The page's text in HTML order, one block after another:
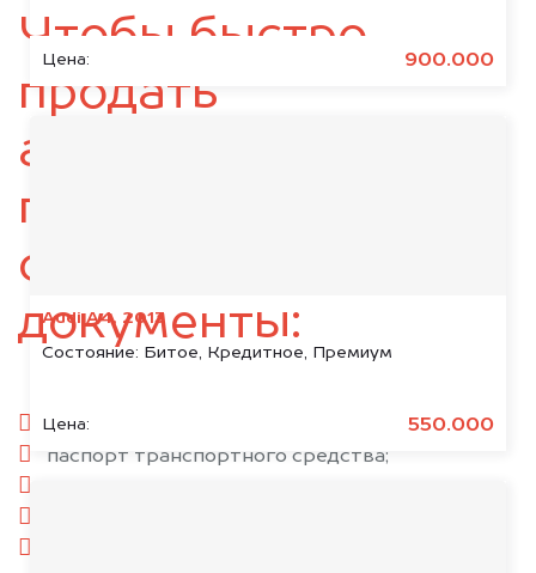
Цена: 900.000
Audi A4, 2013
Состояние: Битое, Кредитное, Премиум
Цена: 550.000
Чтобы быстро
продать
автомобиль,
подготовьте
следующие
документы:
паспорт гражданина РФ;
паспорт транспортного средства;